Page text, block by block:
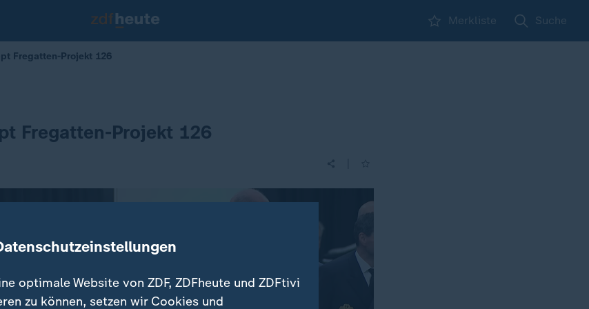
Merkliste Suche
Fregatten-Projekt 126
Fregatten-Projekt 126
optimale Website von ZDF, ZDFheute und ZDFtivi
zu können, setzen wir Cookies und